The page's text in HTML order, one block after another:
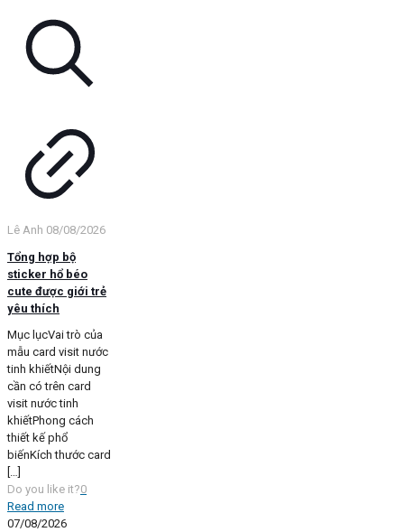
Lê Anh 08/08/2026
Tổng hợp bộ
sticker hổ béo
cute được giới trẻ
yêu thích
Mục lụcVai trò của
mẫu card visit nước
tinh khiếtNội dung
cần có trên card
visit nước tinh
khiếtPhong cách
thiết kế phổ
biếnKích thước card
[…]
Do you like it?0
Read more
07/08/2026